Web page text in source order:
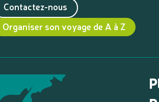
Contactez-nous
Organiser son voyage de A à Z